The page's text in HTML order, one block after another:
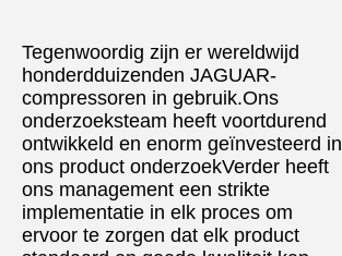
Tegenwoordig zijn er wereldwijd
honderdduizenden JAGUAR-
compressoren in gebruik.Ons
onderzoeksteam heeft voortdurend
ontwikkeld en enorm geïnvesteerd in
ons product onderzoekVerder heeft
ons management een strikte
implementatie in elk proces om
ervoor te zorgen dat elk product